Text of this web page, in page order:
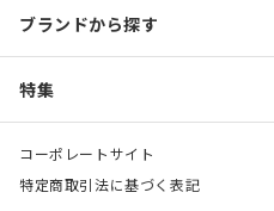
ブランドから探す
特集
コーポレートサイト
特定商取引法に基づく表記